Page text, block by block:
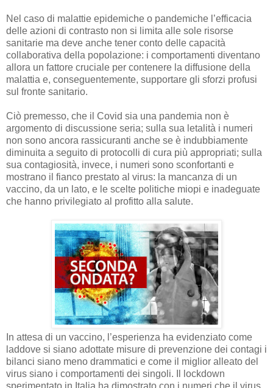
Nel caso di malattie epidemiche o pandemiche l’efficacia
delle azioni di contrasto non si limita alle sole risorse
sanitarie ma deve anche tener conto delle capacità
collaborativa della popolazione: i comportamenti diventano
allora un fattore cruciale per contenere la diffusione della
malattia e, conseguentemente, supportare gli sforzi profusi
sul fronte sanitario.
Ciò premesso, che il Covid sia una pandemia non è
argomento di discussione seria; sulla sua letalità i numeri
non sono ancora rassicuranti anche se è indubbiamente
diminuita a seguito di protocolli di cura più appropriati; sulla
sua contagiosità, invece, i numeri sono sconfortanti e
mostrano il fianco prestato al virus: la mancanza di un
vaccino, da un lato, e le scelte politiche miopi e inadeguate
che hanno privilegiato al profitto alla salute.
In attesa di un vaccino, l’esperienza ha evidenziato come
laddove si siano adottate misure di prevenzione dei contagi i
bilanci siano meno drammatici e come il miglior alleato del
virus siano i comportamenti dei singoli. Il lockdown